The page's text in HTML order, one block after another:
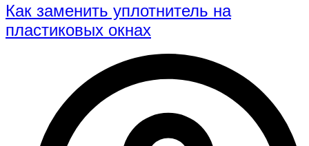
Как заменить уплотнитель на
пластиковых окнах